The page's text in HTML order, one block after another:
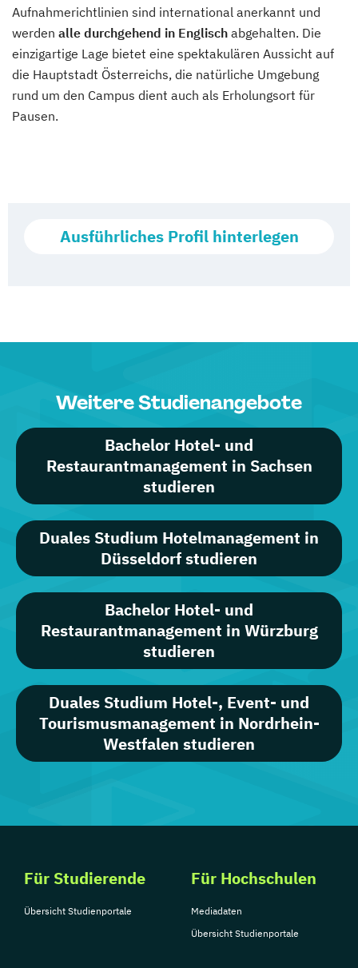
Aufnahmerichtlinien sind international anerkannt und
werden alle durchgehend in Englisch abgehalten. Die
einzigartige Lage bietet eine spektakulären Aussicht auf
die Hauptstadt Österreichs, die natürliche Umgebung
rund um den Campus dient auch als Erholungsort für
Pausen.
Ausführliches Profil hinterlegen
Weitere Studienangebote
Bachelor Hotel- und
Restaurantmanagement in Sachsen
studieren
Duales Studium Hotelmanagement in
Düsseldorf studieren
Bachelor Hotel- und
Restaurantmanagement in Würzburg
studieren
Duales Studium Hotel-, Event- und
Tourismusmanagement in Nordrhein-
Westfalen studieren
Für Studierende
Übersicht Studienportale
Für Hochschulen
Mediadaten
Übersicht Studienportale